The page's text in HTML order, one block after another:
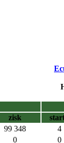
zisk
99 348 4
0 0